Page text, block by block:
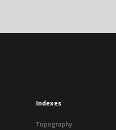
Indexes
Topography